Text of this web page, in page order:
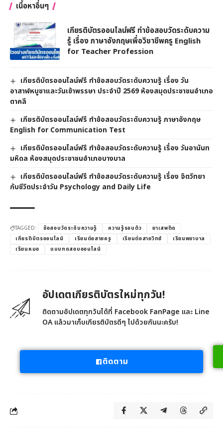
เนื้อหาอื่นๆ
เกียรติบัตรออนไลน์ฟรี ทำข้อสอบวัดระดับความ
รู้ เรื่อง ภาษาอังกฤษเพื่อวิชาชีพครู English
for Teacher Profession
เกียรติบัตรออนไลน์ฟรี ทำข้อสอบวัดระดับความรู้ เรื่อง วัน
อาสาฬหบูชาและวันเข้าพรรษา ประจำปี 2569 ห้องสมุดประชาชนอำเภอ
ตาคลี
เกียรติบัตรออนไลน์ฟรี ทำข้อสอบวัดระดับความรู้ ภาษาอังกฤษ
English for Communication Test
เกียรติบัตรออนไลน์ฟรี ทำข้อสอบวัดระดับความรู้ เรื่อง วันอานันท
มหิดล ห้องสมุดประชาชนอำเภอบางบาล
เกียรติบัตรออนไลน์ฟรี ทำข้อสอบวัดระดับความรู้ เรื่อง จิตวิทยา
กับชีวิตประจำวัน Psychology and Daily Life
TAGGED: ข้อสอบวัดระดับความรู้ ความรู้รอบตัว
ยาเสพติด
เกียรติบัตรออนไลน์
เรียนต่อสายครู เรียนต่อสายวิทย์
เรียนพยาบาล
เรียนหมอ
แบบทดสอบออนไลน์
อัปเดตเกียรติบัตรใหม่ทุกวัน!
ติดตามอัปเดตทุกวันได้ที่ Facebook FanPage และ Line
OA แล้วมาเก็บเกียรติบัตรดีๆ ไปด้วยกันนะครับ!
ติดตาม